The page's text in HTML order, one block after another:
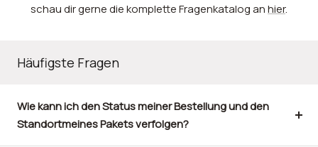
schau dir gerne die komplette Fragenkatalog anhier.
Häufigste Fragen
Wie kann ich den Status meiner Bestellung und den
Standortmeines Pakets verfolgen?